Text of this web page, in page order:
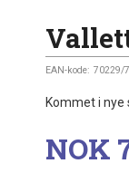
EAN-kode: 70229/
Kommet i
Pris
NOK